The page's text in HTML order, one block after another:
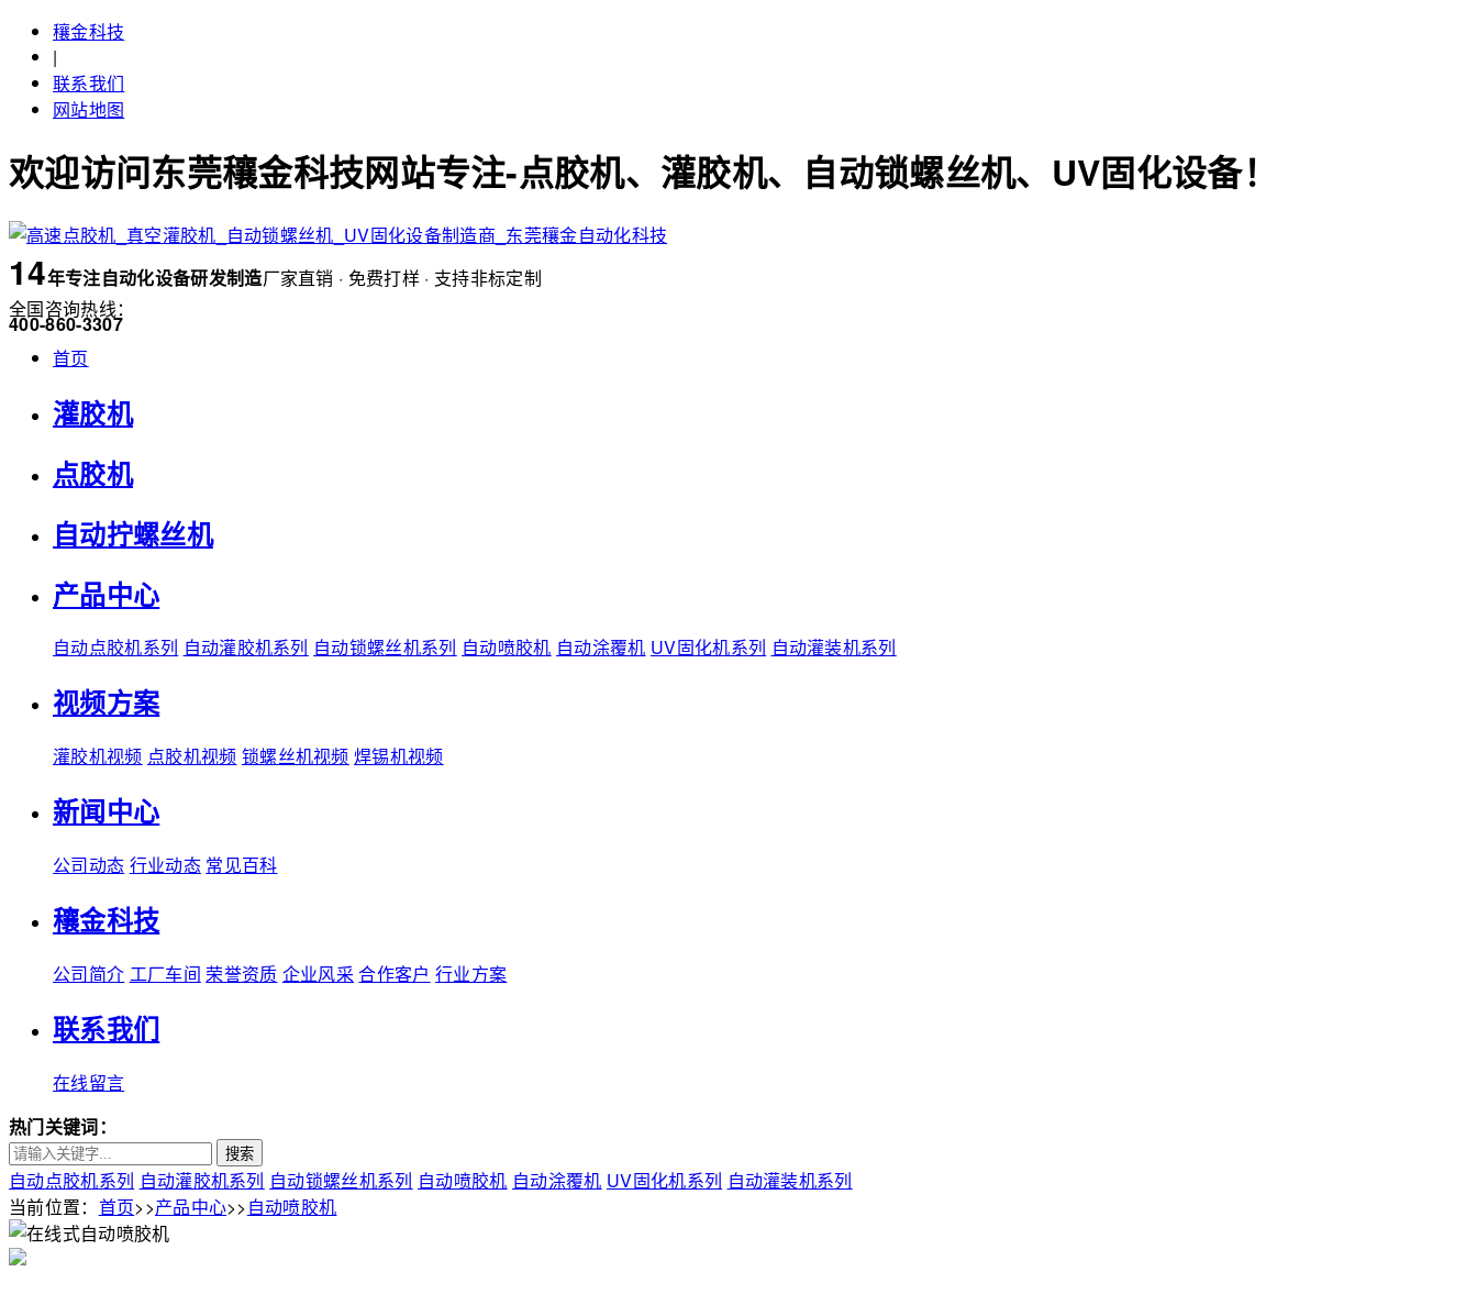
穰金科技
|
联系我们
网站地图
欢迎访问东莞穰金科技网站专注-点胶机、灌胶机、自动锁螺丝机、UV固化设备！
14年专注自动化设备研发制造厂家直销 · 免费打样 · 支持非标定制
全国咨询热线：
400-860-3307
首页
灌胶机
点胶机
自动拧螺丝机
产品中心
自动点胶机系列 自动灌胶机系列 自动锁螺丝机系列 自动喷胶机 自动涂覆机 UV固化机系列 自动灌装机系列
视频方案
灌胶机视频 点胶机视频 锁螺丝机视频 焊锡机视频
新闻中心
公司动态 行业动态 常见百科
穰金科技
公司简介 工厂车间 荣誉资质 企业风采 合作客户 行业方案
联系我们
在线留言
热门关键词：
搜索
自动点胶机系列 自动灌胶机系列 自动锁螺丝机系列 自动喷胶机 自动涂覆机 UV固化机系列 自动灌装机系列
当前位置： 首页>>产品中心>> 自动喷胶机